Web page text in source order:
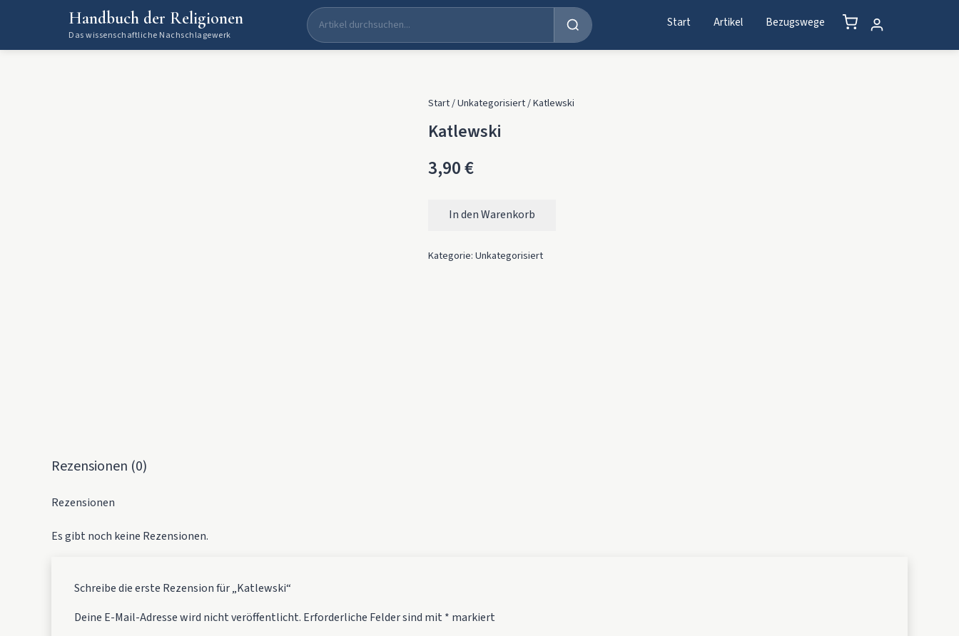
Handbuch der Religionen
Das wissenschaftliche Nachschlagewerk
Start Artikel Bezugswege
Start/Unkategorisiert/ Katlewski
Katlewski
3,90€
Katlewski Menge
In den Warenkorb
Kategorie:Unkategorisiert
Rezensionen (0)
Rezensionen
Es gibt noch keine Rezensionen.
Schreibe die erste Rezension für „Katlewski“
Deine E-Mail-Adresse wird nicht veröffentlicht. Erforderliche Felder sind mit * markiert